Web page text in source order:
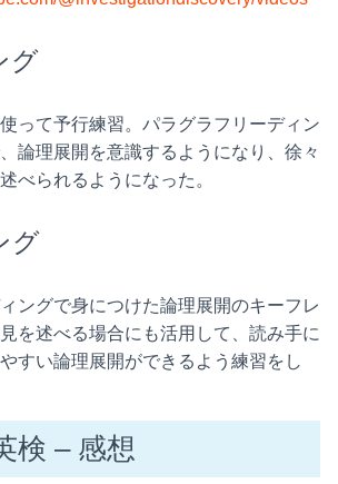
グ
って予行練習。パラグラフリーディン
論理展開を意識するようになり、徐々
べられるようになった。
グ
ングで身につけた論理展開のキーフレ
を述べる場合にも活用して、読み手に
すい論理展開ができるよう練習をし
検 – 感想